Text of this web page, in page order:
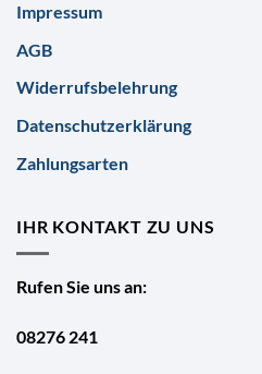
Impressum
AGB
Widerrufsbelehrung
Datenschutzerklärung
Zahlungsarten
IHR KONTAKT ZU UNS
Rufen Sie uns an:
08276 241